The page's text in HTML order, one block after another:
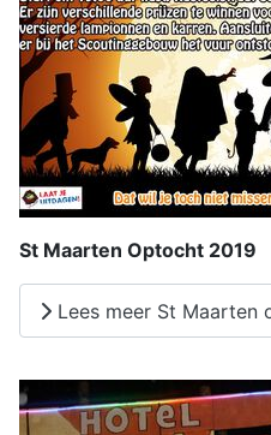
St Maarten Optocht 2019
Lees meer St Maarten